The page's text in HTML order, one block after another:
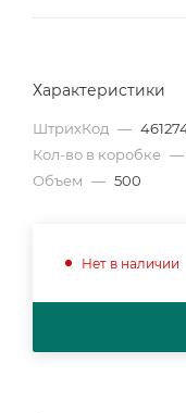
Характеристики
ШтрихКод —
Кол-во в коробке —
Объем — 500
Нет в наличии